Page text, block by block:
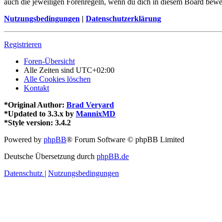
auch die jeweiligen Forenregeln, wenn du dich in diesem Board
Nutzungsbedingungen | Datenschutzerklärung
Registrieren
Foren-Übersicht
Alle Zeiten sind UTC+02:00
Alle Cookies löschen
Kontakt
*Original Author: Brad Veryard
*Updated to 3.3.x by MannixMD
*Style version: 3.4.2
Powered by phpBB® Forum Software © phpBB Limited
Deutsche Übersetzung durch phpBB.de
Datenschutz | Nutzungsbedingungen